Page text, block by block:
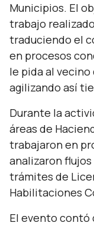
Municipios. El
trabajo
traduciendo el
en procesos
le pida al
agilizando así
Durante la
áreas de
trabajaron en
analizaron
trámites de
Habilitaciones
El evento contó